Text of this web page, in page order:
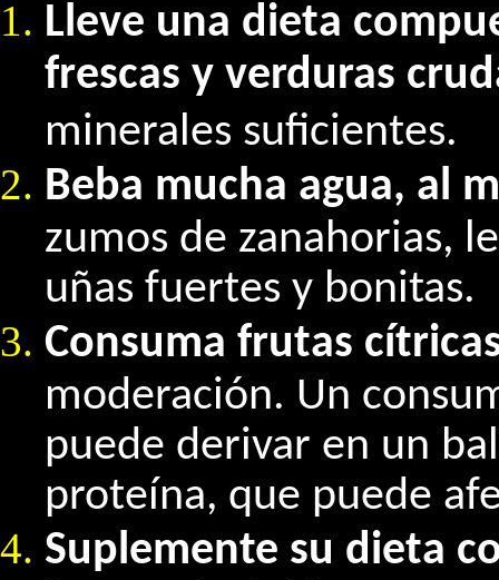
Lleve una dieta
frescas y verduras
minerales suficientes.
Beba mucha agua, al
zumos de zanahorias,
uñas fuertes y bonitas.
Consuma frutas
moderación. Un
puede derivar en un
proteína, que puede
Suplemente su dieta